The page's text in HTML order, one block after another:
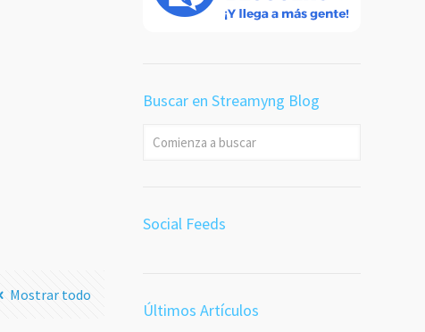
Mostrar todo
Buscar en Streamyng Blog
Social Feeds
Últimos Artículos